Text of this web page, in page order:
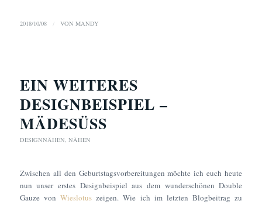
2018/10/08 / VON MANDY
EIN WEITERES
DESIGNBEISPIEL –
MÄDESÜSS
DESIGNNÄHEN, NÄHEN
Zwischen all den Geburtstagsvorbereitungen möchte ich euch heute
nun unser erstes Designbeispiel aus dem wunderschönen Double
Gauze von Wieslotus zeigen. Wie ich im letzten Blogbeitrag zu